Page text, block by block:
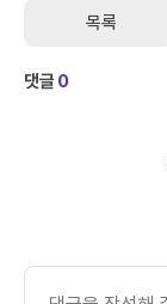
목록
댓글0